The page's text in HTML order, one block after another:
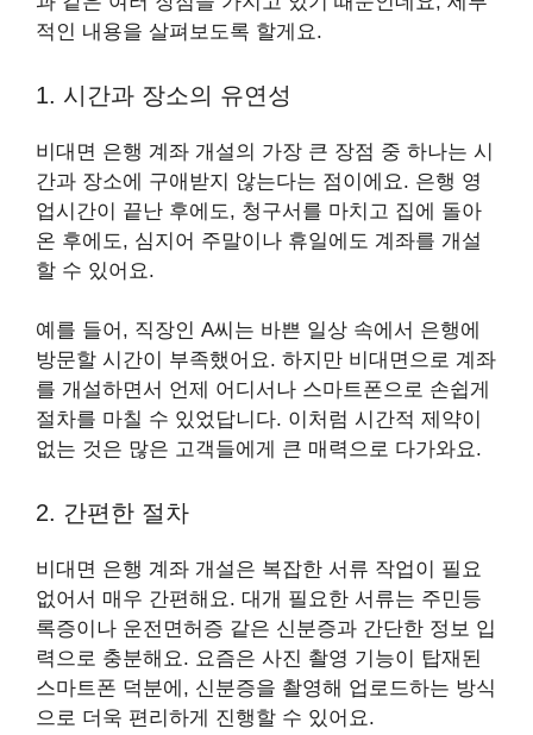
적인 내용을 살펴보도록 할게요.
1. 시간과 장소의 유연성
비대면 은행 계좌 개설의 가장 큰 장점 중 하나는 시
간과 장소에 구애받지 않는다는 점이에요. 은행 영
업시간이 끝난 후에도, 청구서를 마치고 집에 돌아
온 후에도, 심지어 주말이나 휴일에도 계좌를 개설
할 수 있어요.
예를 들어, 직장인 A씨는 바쁜 일상 속에서 은행에
방문할 시간이 부족했어요. 하지만 비대면으로 계좌
를 개설하면서 언제 어디서나 스마트폰으로 손쉽게
절차를 마칠 수 있었답니다. 이처럼 시간적 제약이
없는 것은 많은 고객들에게 큰 매력으로 다가와요.
2. 간편한 절차
비대면 은행 계좌 개설은 복잡한 서류 작업이 필요
없어서 매우 간편해요. 대개 필요한 서류는 주민등
록증이나 운전면허증 같은 신분증과 간단한 정보 입
력으로 충분해요. 요즘은 사진 촬영 기능이 탑재된
스마트폰 덕분에, 신분증을 촬영해 업로드하는 방식
으로 더욱 편리하게 진행할 수 있어요.